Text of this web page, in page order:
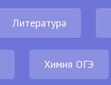
Литература
Химия ОГЭ